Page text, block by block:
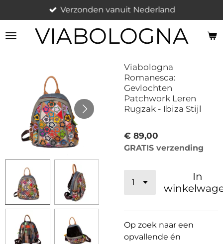
direct
naar
VIABOLOGNA
Verzonden vanuit Nederland
Viabologna
Romanesca:
Gevlochten
Patchwork Leren
Rugzak - Ibiza Stijl
€ 89,00
GRATIS verzending
In
Op zoek naar een
opvallende én